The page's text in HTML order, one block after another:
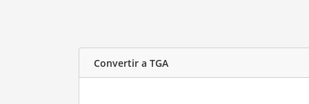
Convertir a TGA